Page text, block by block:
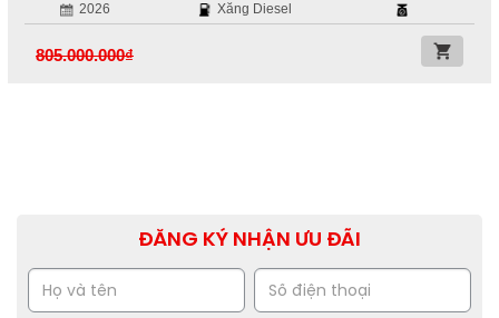
2026 Xăng Diesel
805.000.000₫
ĐĂNG KÝ NHẬN ƯU ĐÃI